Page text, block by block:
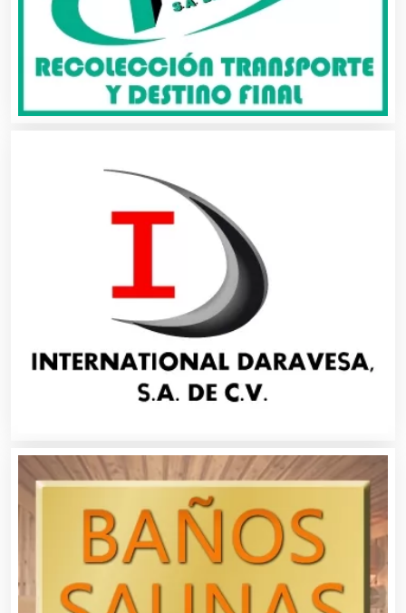
Belleza
Bordados y Estampados
Buceo
Cajas de Ahorro
Cámaras de Comercio
Camiones para Fletes
Cancelería de Aluminio